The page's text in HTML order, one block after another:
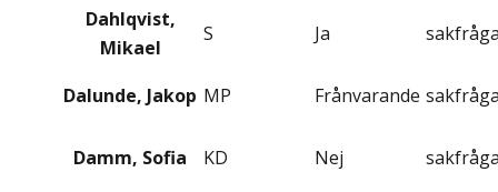
Dahlqvist,
Mikael
S Ja
Dalunde, Jakop MP Frånvarande
Damm, Sofia KD Nej